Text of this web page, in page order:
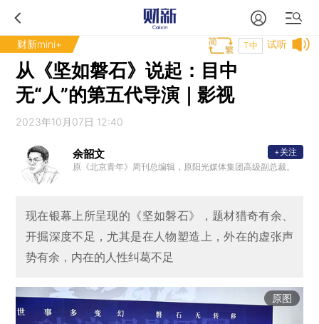
财新mini+ 试听
T中
从《坚如磐石》说起：目中
无“人”的第五代导演｜影视
2023年10月07日 12:40
余韶文
原《北京青年》周刊总编辑，原阳光媒体集团高级副总裁。
+关注
现在银幕上所呈现的《坚如磐石》，题材猎奇有余、
开掘深度不足，尤其是在人物塑造上，外在的虚张声
势有余，内在的人性纠葛不足
原图